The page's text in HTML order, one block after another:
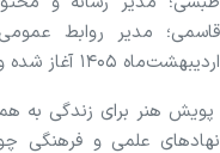
قاسمی؛ مدیر روابط
اردیبهشت‌ماه ۱۴۰۵ آغاز شده و تا ۲۳ خردادماه ادامه خواهد داشت.
پویش هنر برای زندگی به
نهادهای علمی و فرهنگی